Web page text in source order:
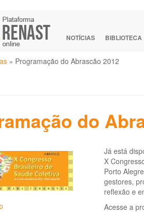
NOTÍCIAS BIBLIOTECA
» Programação do Abrascão 2012
do
Já está
X
Porto
gestores,
reflexão e
Acesse a